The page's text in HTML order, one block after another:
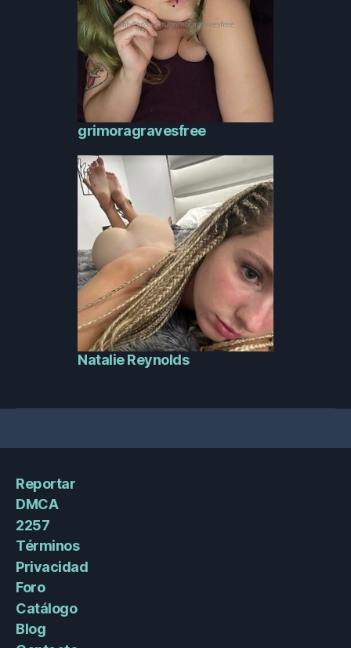
grimoragravesfree
Natalie Reynolds
Reportar
DMCA
2257
Términos
Privacidad
Foro
Catálogo
Blog